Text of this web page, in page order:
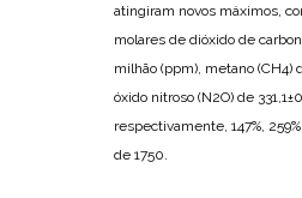
atingiram novos máximos,
molares de dióxido de
milhão (ppm), metano (CH4)
óxido nitroso (N2O) de
respectivamente, 147%,
de 1750.